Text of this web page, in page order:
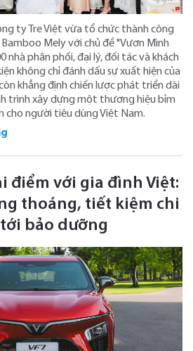
ty Tre Việt vừa tổ chức thành công
Mely với chủ đề "Vươn Mình
nhà phân phối, đại lý, đối tác và khách
không chỉ đánh dấu sự xuất hiện của
khẳng định chiến lược phát triển dài
trình xây dựng một thương hiệu bỉm
cho người tiêu dùng Việt Nam.
điểm với gia đình Việt:
thoáng, tiết kiệm chi
bảo dưỡng